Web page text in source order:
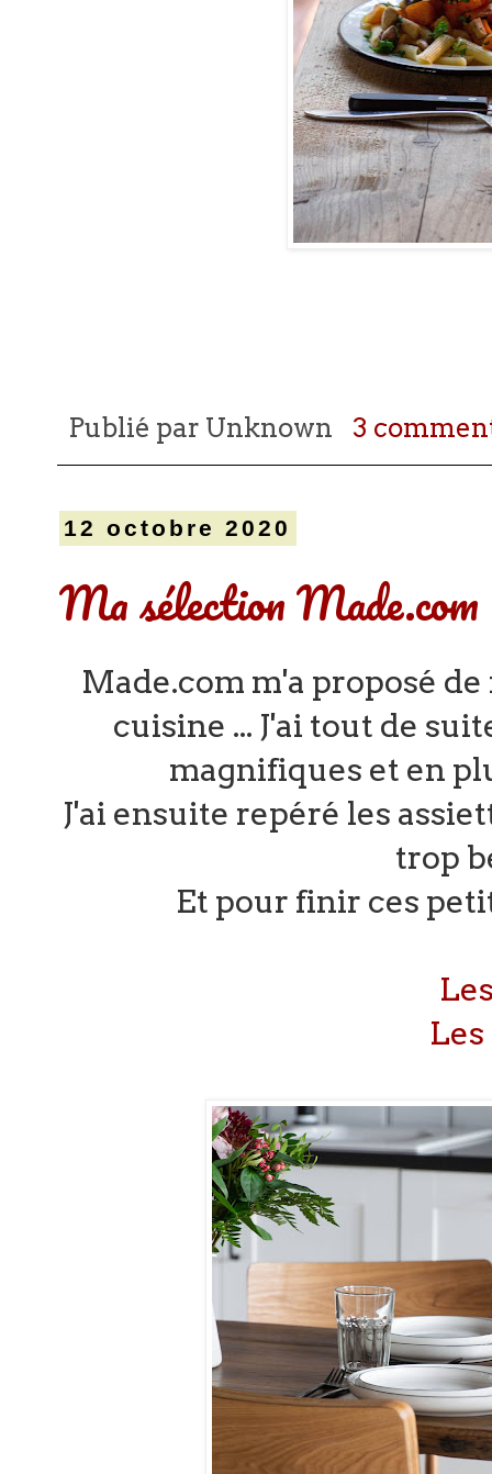
Publié par Unknown 3
12 octobre 2020
Ma sélection Made.com
Made.com m'a proposé
cuisine ... J'ai tout de
magnifiques et en
J'ai ensuite repéré les
trop
Et pour finir ces